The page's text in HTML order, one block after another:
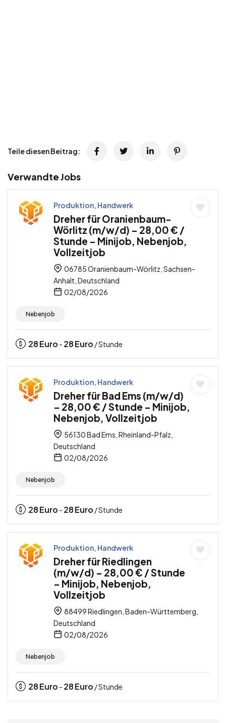
Teile diesen Beitrag:
Verwandte Jobs
Produktion, Handwerk
Dreher für Oranienbaum-
Wörlitz (m/w/d) – 28,00 € /
Stunde – Minijob, Nebenjob,
Vollzeitjob
06785 Oranienbaum-Wörlitz, Sachsen-
Anhalt, Deutschland
02/08/2026
Nebenjob
28Euro - 28Euro / Stunde
Produktion, Handwerk
Dreher für Bad Ems (m/w/d)
– 28,00 € / Stunde – Minijob,
Nebenjob, Vollzeitjob
56130 Bad Ems, Rheinland-Pfalz,
Deutschland
02/08/2026
Nebenjob
28Euro - 28Euro / Stunde
Produktion, Handwerk
Dreher für Riedlingen
(m/w/d) – 28,00 € / Stunde
– Minijob, Nebenjob,
Vollzeitjob
88499 Riedlingen, Baden-Württemberg,
Deutschland
02/08/2026
Nebenjob
28Euro - 28Euro / Stunde